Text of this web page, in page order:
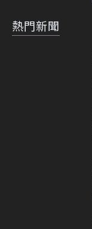
熱門新聞